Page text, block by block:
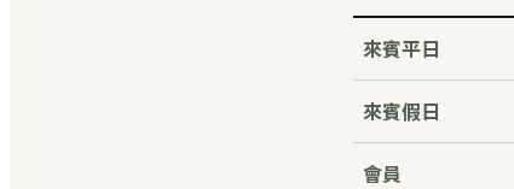
來賓平日
來賓假日
會員